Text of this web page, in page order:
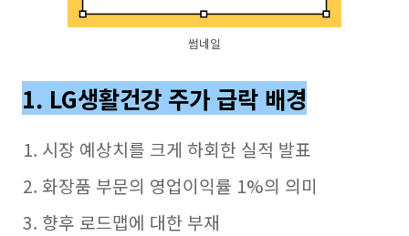
썸네일
1. LG생활건강 주가 급락 배경
시장 예상치를 크게 하회한 실적 발표
화장품 부문의 영업이익률 1%의 의미
향후 로드맵에 대한 부재